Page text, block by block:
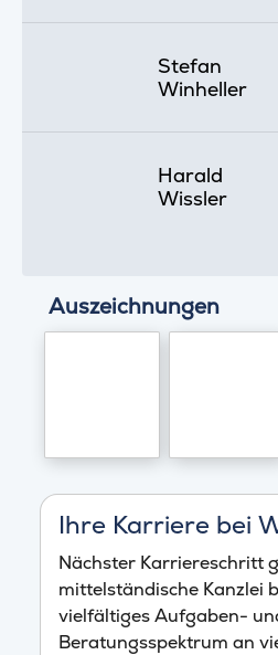
Stefan
Winheller
Harald
Wissler
Auszeichnungen
Ihre Karriere bei
Nächster Karriereschritt
mittelständische Kanzlei
vielfältiges Aufgaben-
Beratungsspektrum an